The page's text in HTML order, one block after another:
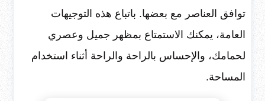
توافق العناصر مع بعضها. باتباع هذه التوجيهات
العامة، يمكنك الاستمتاع بمظهر جميل وعصري
لحمامك، والإحساس بالراحة والراحة أثناء استخدام
المساحة.